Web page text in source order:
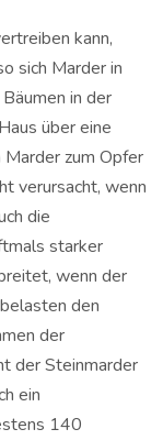
kann,
sich Marder in
in der
über eine
zum Opfer
verursacht, wenn
die
starker
wenn der
den
der
der Steinmarder
ein
140